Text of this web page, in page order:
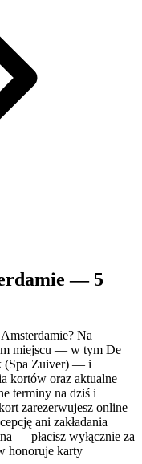
— 5
Na
miejscu — w tym De
(Spa Zuiver) — i
kortów oraz aktualne
terminy na dziś i
zarezerwujesz online
ani zakładania
— płacisz wyłącznie za
honoruje karty